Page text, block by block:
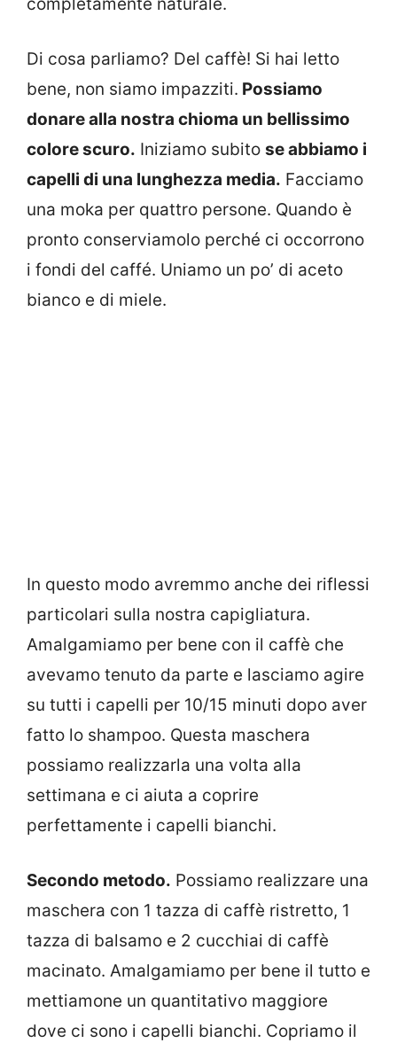
Di cosa parliamo? Del caffè! Si hai letto
bene, non siamo impazziti. Possiamo
donare alla nostra chioma un bellissimo
colore scuro. Iniziamo subito se abbiamo i
capelli di una lunghezza media. Facciamo
una moka per quattro persone. Quando è
pronto conserviamolo perché ci occorrono
i fondi del caffé. Uniamo un po’ di aceto
bianco e di miele.
In questo modo avremmo anche dei riflessi
particolari sulla nostra capigliatura.
Amalgamiamo per bene con il caffè che
avevamo tenuto da parte e lasciamo agire
su tutti i capelli per 10/15 minuti dopo aver
fatto lo shampoo. Questa maschera
possiamo realizzarla una volta alla
settimana e ci aiuta a coprire
perfettamente i capelli bianchi.
Secondo metodo. Possiamo realizzare una
maschera con 1 tazza di caffè ristretto, 1
tazza di balsamo e 2 cucchiai di caffè
macinato. Amalgamiamo per bene il tutto e
mettiamone un quantitativo maggiore
dove ci sono i capelli bianchi. Copriamo il